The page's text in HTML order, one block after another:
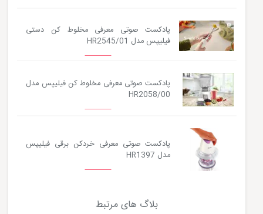
پادکست صوتی معرفی مخلوط کن دستی
فیلیپس مدل HR2545/01
پادکست صوتی معرفی مخلوط کن فیلیپس مدل
HR2058/00
پادکست صوتی معرفی خردکن برقی فیلیپس
مدل HR1397
بلاگ های مرتبط